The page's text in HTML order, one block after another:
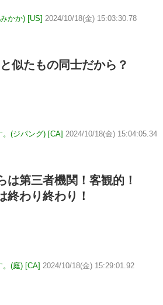
かか) [US] 2024/10/18(金) 15:03:30.78
似たもの同士だから？
(ジパング) [CA] 2024/10/18(金) 15:04:05.34
は第三者機関！客観的！
終わり終わり！
。(庭) [CA] 2024/10/18(金) 15:29:01.92